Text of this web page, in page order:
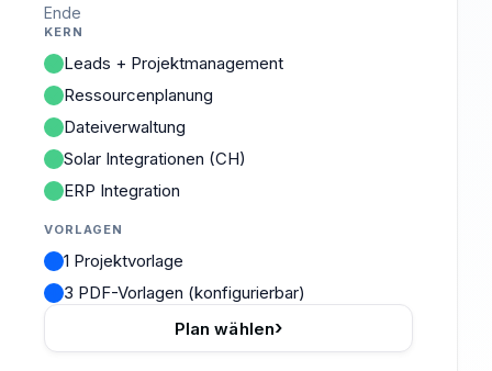
Ende
KERN
Leads + Projektmanagement
Ressourcenplanung
Dateiverwaltung
Solar Integrationen (CH)
ERP Integration
VORLAGEN
1 Projektvorlage
3 PDF-Vorlagen (konfigurierbar)
Plan wählen›